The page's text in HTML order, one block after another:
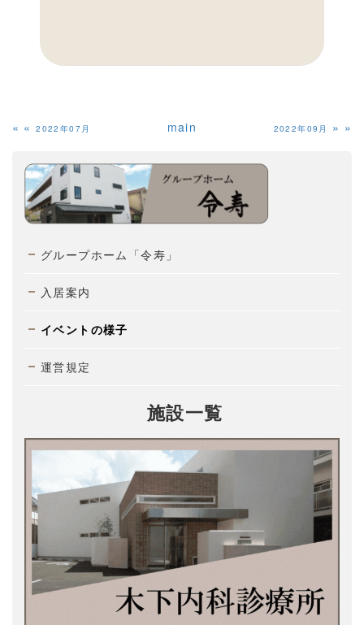
«2022年07月 main 2022年09月 »
グループホーム「令寿」
入居案内
イベントの様子
運営規定
施設一覧